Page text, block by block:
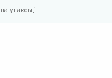
упаковці.